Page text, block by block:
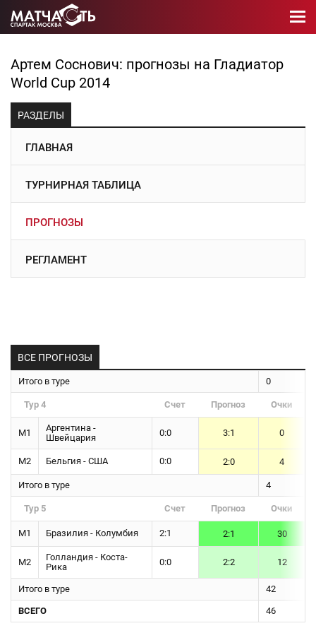
Артем Соснович: прогнозы на Гладиатор
World Cup 2014
РАЗДЕЛЫ
ГЛАВНАЯ
ТУРНИРНАЯ ТАБЛИЦА
ПРОГНОЗЫ
РЕГЛАМЕНТ
ВСЕ ПРОГНОЗЫ
Итого в туре 0
Тур 4 Счет Прогноз Очки
М1
Аргентина -
Швейцария
0:0 3:1 0
М2 Бельгия - США 0:0 2:0 4
Итого в туре 4
Тур 5 Счет Прогноз Очки
М1 Бразилия - Колумбия 2:1 2:1 30
М2
Голландия - Коста-
Рика
0:0 2:2 12
Итого в туре 42
ВСЕГО 46